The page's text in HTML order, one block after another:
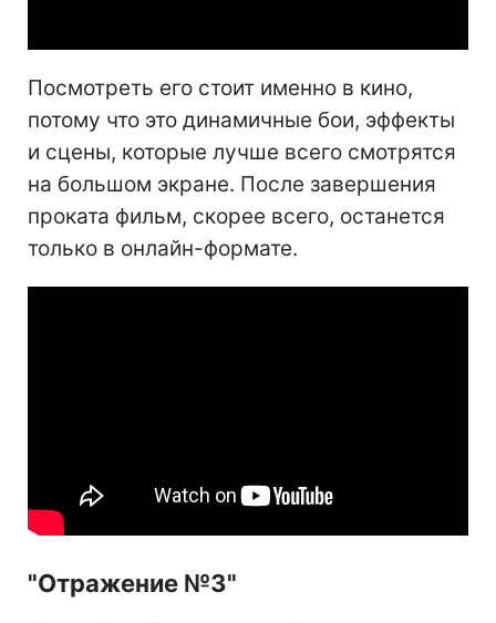
Посмотреть его стоит именно в кино,
потому что это динамичные бои, эффекты
и сцены, которые лучше всего смотрятся
на большом экране. После завершения
проката фильм, скорее всего, останется
только в онлайн-формате.
"Отражение №3"